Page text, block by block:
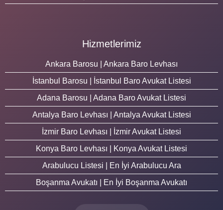
Hizmetlerimiz
Ankara Barosu | Ankara Baro Levhası
İstanbul Barosu | İstanbul Baro Avukat Listesi
Adana Barosu | Adana Baro Avukat Listesi
Antalya Baro Levhası | Antalya Avukat Listesi
İzmir Baro Levhası | İzmir Avukat Listesi
Konya Baro Levhası | Konya Avukat Listesi
Arabulucu Listesi | En İyi Arabulucu Ara
Boşanma Avukatı | En İyi Boşanma Avukatı